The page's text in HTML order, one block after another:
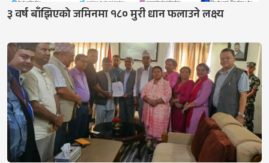
३ वर्ष बाँझिएको जमिनमा १८० मुरी धान फलाउने लक्ष्य